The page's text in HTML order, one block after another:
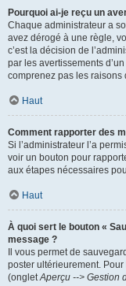
Pourquoi ai-je reçu un
Chaque administrateur a
avez dérogé à une règle,
c’est la décision de
par les avertissements
comprenez pas les raisons
Haut
Comment rapporter des
Si l’administrateur l’a
voir un bouton pour
aux étapes nécessaires
Haut
À quoi sert le bouton «
message ?
Il vous permet de
poster ultérieurement.
(ongletAperçu --> Gestion